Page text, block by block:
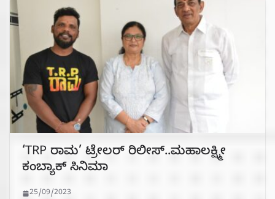
‘TRP ರಾಮ’ ಟ್ರೇಲರ್ ರಿಲೀಸ್..ಮಹಾಲಕ್ಷ್ಮೀ
ಕಂಬ್ಯಾಕ್ ಸಿನಿಮಾ
25/09/2023